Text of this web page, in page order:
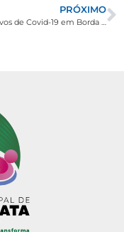
PRÓXIMO
Casos ativos de Covid-19 em Borda da Mata sobem para 10